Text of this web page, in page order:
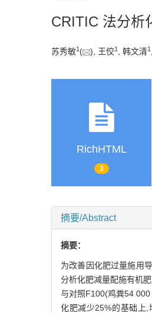
CRITIC 法分析
苏秀敏1 ( ), 王佼1 , 韩文清1
RichHTML
3
摘要/Abstract
摘要：
为改善因化肥过量施用
分析化肥减量配施有机
与对照F100(鸡粪54 000
化肥减少25%的基础上,